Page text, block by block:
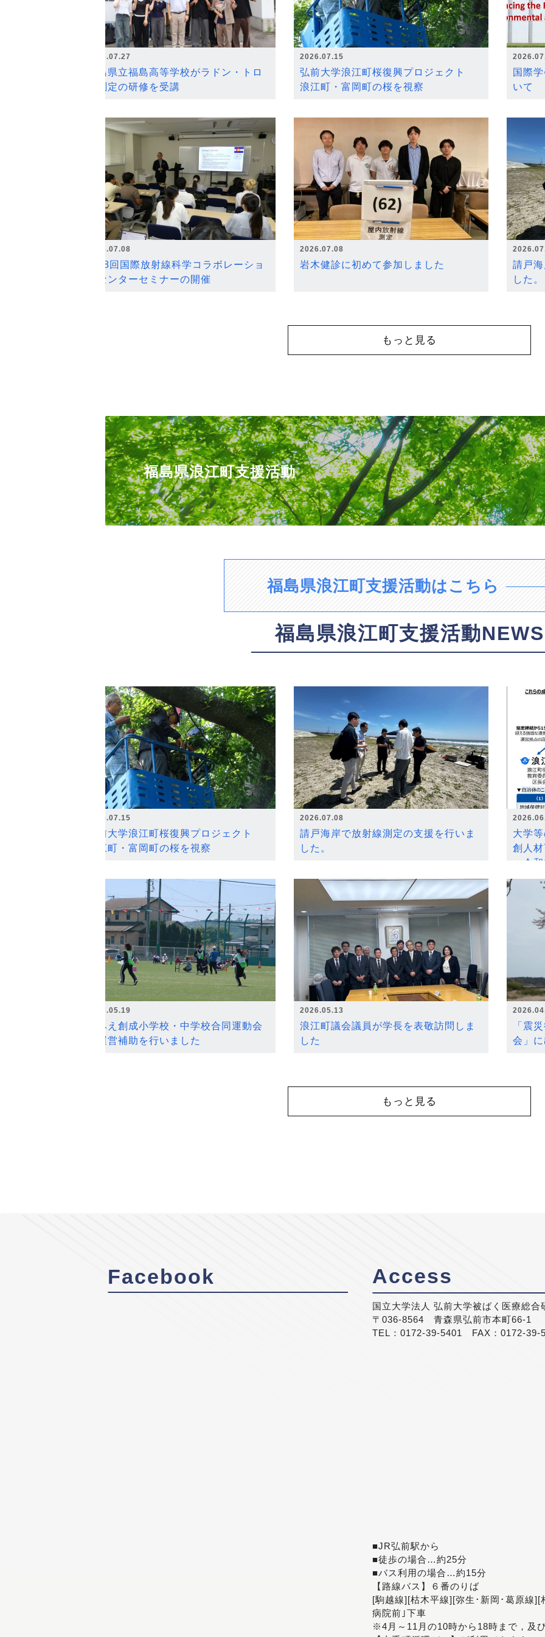
2026.07.27
福島県立福島高等学校がラドン・トロ
ン測定の研修を受講
2026.07.15
弘前大学浪江町桜復興プロジェクト
浪江町・富岡町の桜を視察
国際
いて
2026.07.08
第18回国際放射線科学コラボレーショ
ンセンターセミナーの開催
2026.07.08
岩木健診に初めて参加しました
請戸
した。
もっと見る
福島県浪江町支援活動
福島県浪江町支援活動はこちら
福島県浪江町支援活動NEWS
2026.07.15
弘前大学浪江町桜復興プロジェクト
浪江町・富岡町の桜を視察
2026.07.08
請戸海岸で放射線測定の支援を行いま
した。
大学
創人
～令
2026.05.19
なみえ創成小学校・中学校合同運動会
の運営補助を行いました
2026.05.13
浪江町議会議員が学長を表敬訪問しま
した
「震
会」
もっと見る
Facebook Access
国立大学法人 弘前大学被ばく医療総合
〒036-8564 青森県弘前市本町66-1
TEL：0172-39-5401 FAX：0172-39-
■JR弘前駅から
■徒歩の場合…約25分
■バス利用の場合…約15分
【路線バス】６番のりば
[駒越線][枯木平線][弥生･新岡･葛原線
病院前｣下車
※4月～11月の10時から18時まで，及